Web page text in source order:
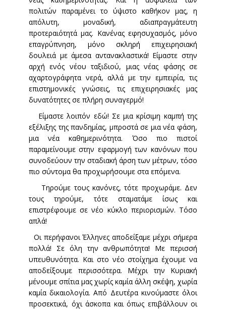
πολιτών παραμένει το ύψιστο καθήκον μας, η
απόλυτη, μοναδική, αδιαπραγμάτευτη
προτεραιότητά μας. Κανένας εφησυχασμός, μόνο
επαγρύπνηση, μόνο σκληρή επιχειρησιακή
δουλειά με άμεσα αντανακλαστικά! Είμαστε στην
αρχή ενός νέου ταξιδιού, μιας νέας φάσης σε
αχαρτογράφητα νερά, αλλά με την εμπειρία, τις
επιστημονικές γνώσεις, τις επιχειρησιακές μας
δυνατότητες σε πλήρη συναγερμό!
Είμαστε λοιπόν εδώ! Σε μια κρίσιμη καμπή της
εξέλιξης της πανδημίας, μπροστά σε μια νέα φάση,
μια νέα καθημερινότητα. Όσο πιο πιστοί
παραμείνουμε στην εφαρμογή των κανόνων που
συνοδεύουν την σταδιακή άρση των μέτρων, τόσο
πιο σύντομα θα προχωρήσουμε στα επόμενα.
Τηρούμε τους κανόνες, τότε προχωράμε. Δεν
τους τηρούμε, τότε σταματάμε ίσως και
επιστρέφουμε σε νέο κύκλο περιορισμών. Τόσο
απλά!
Οι περήφανοι Έλληνες αποδείξαμε μέχρι σήμερα
πολλά! Σε όλη την ανθρωπότητα! Με περισσή
υπευθυνότητα. Και στο νέο στοίχημα έχουμε να
αποδείξουμε περισσότερα. Μέχρι την Κυριακή
μένουμε σπίτια μας χωρίς καμία άλλη σκέψη, χωρία
καμία δικαιολογία. Από Δευτέρα κινούμαστε όλοι
προσεκτικά, όχι άσκοπα και όπως επιβάλλουν οι